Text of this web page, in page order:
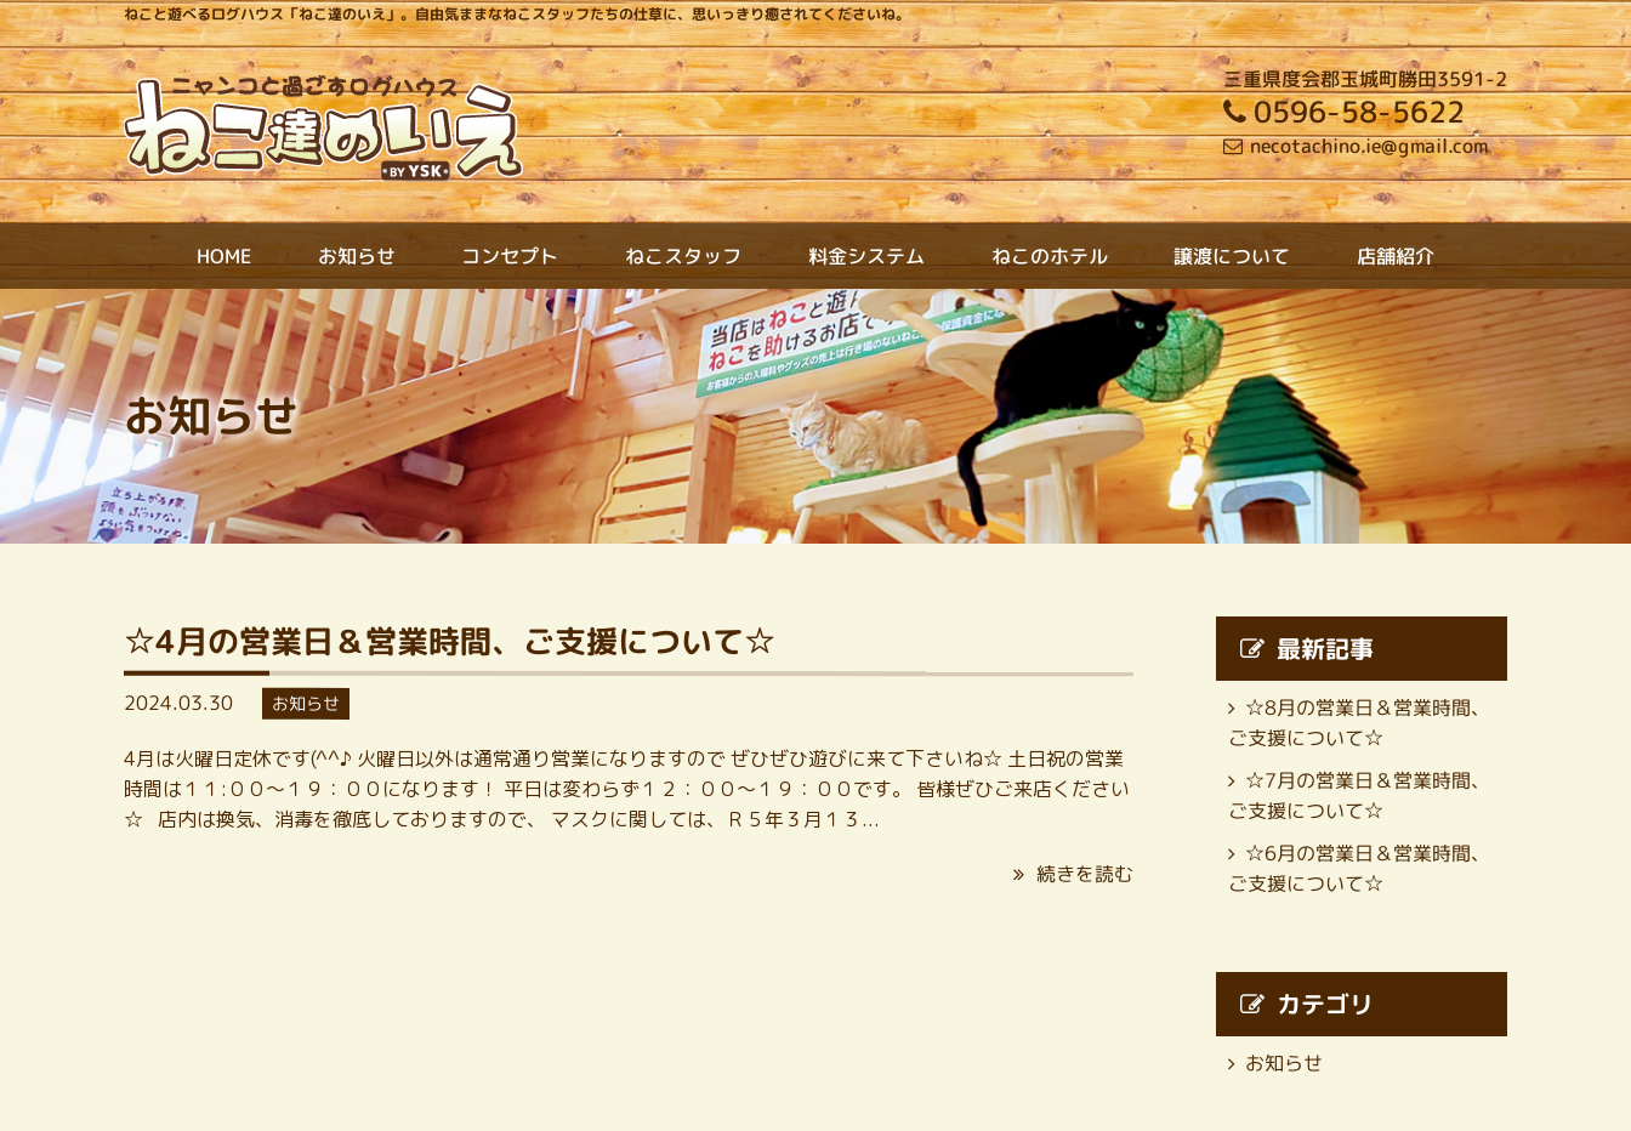
ねこと遊べるログハウス「ねこ達のいえ」。自由気ままなねこスタッフたちの仕草に、思いっきり癒されてくださいね。
三重県度会郡玉城町勝田3591-2
0596-58-5622
necotachino.ie@gmail.com
HOME お知らせ コンセプト ねこスタッフ 料金システム ねこのホテル 譲渡について 店舗紹介
お知らせ
☆4月の営業日＆営業時間、ご支援について☆
2024.03.30 お知らせ
4月は火曜日定休です(^^♪ 火曜日以外は通常通り営業になりますので ぜひぜひ遊びに来て下さいね☆ 土日祝の営業
時間は１１:００～１９：００になります！ 平日は変わらず１２：００～１９：００です。 皆様ぜひご来店ください
☆ 店内は換気、消毒を徹底しておりますので、 マスクに関しては、Ｒ５年３月１３...
続きを読む
最新記事
☆8月の営業日＆営業時間、
ご支援について☆
☆7月の営業日＆営業時間、
ご支援について☆
☆6月の営業日＆営業時間、
ご支援について☆
カテゴリ
お知らせ